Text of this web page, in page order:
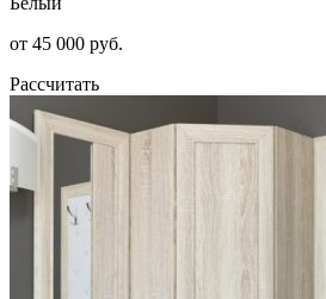
от 45 000 руб.
Рассчитать